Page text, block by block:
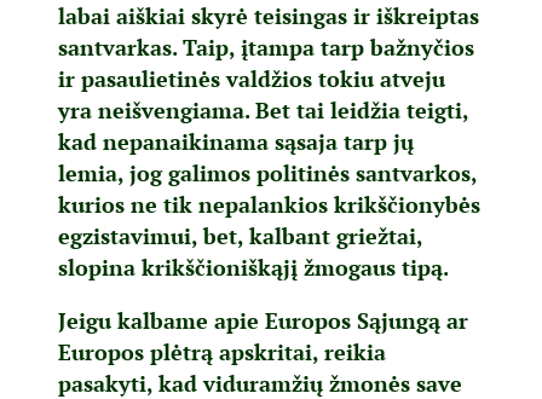
labai aiškiai skyrė teisingas ir iškreiptas
santvarkas. Taip, įtampa tarp bažnyčios
ir pasaulietinės valdžios tokiu atveju
yra neišvengiama. Bet tai leidžia teigti,
kad nepanaikinama sąsaja tarp jų
lemia, jog galimos politinės santvarkos,
kurios ne tik nepalankios krikščionybės
egzistavimui, bet, kalbant griežtai,
slopina krikščioniškąjį žmogaus tipą.
Jeigu kalbame apie Europos Sąjungą ar
Europos plėtrą apskritai, reikia
pasakyti, kad viduramžių žmonės save